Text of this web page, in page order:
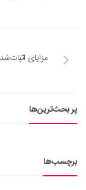
پر بحث‌ترین‌ها
برچسب‌ها